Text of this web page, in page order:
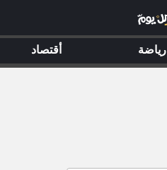
رياضة أقتصاد